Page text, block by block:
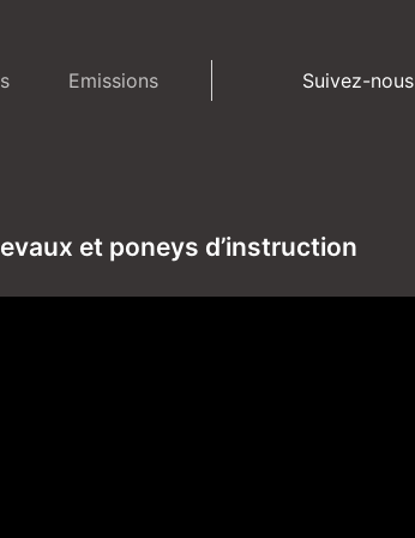
Emissions Suivez-nous
et poneys d’instruction